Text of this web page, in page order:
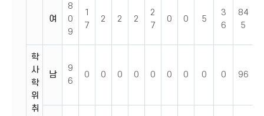
여
8
0
9
1
7
2 2 2
2
7
0 0 5
3
6
84
5
학
사
학
위
취
남
9
6
0 0 0 0 0 0 0 0 0 96